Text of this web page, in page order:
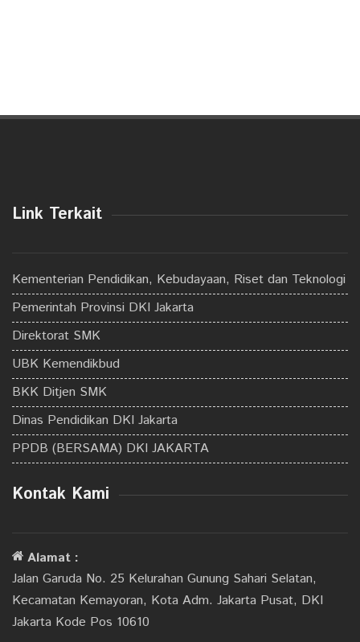
Link Terkait
Kementerian Pendidikan, Kebudayaan, Riset dan Teknologi
Pemerintah Provinsi DKI Jakarta
Direktorat SMK
UBK Kemendikbud
BKK Ditjen SMK
Dinas Pendidikan DKI Jakarta
PPDB (BERSAMA) DKI JAKARTA
Kontak Kami
Alamat :
Jalan Garuda No. 25 Kelurahan Gunung Sahari Selatan,
Kecamatan Kemayoran, Kota Adm. Jakarta Pusat, DKI
Jakarta Kode Pos 10610